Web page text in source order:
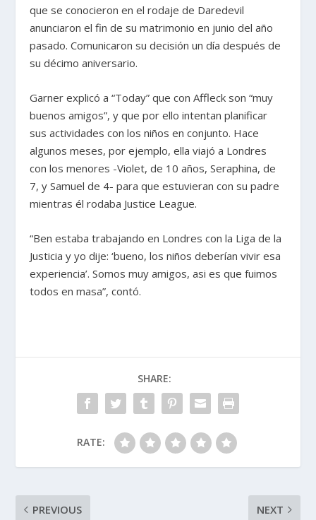
que se conocieron en el rodaje de Daredevil
anunciaron el fin de su matrimonio en junio del año
pasado. Comunicaron su decisión un día después de
su décimo aniversario.
Garner explicó a “Today” que con Affleck son “muy
buenos amigos”, y que por ello intentan planificar
sus actividades con los niños en conjunto. Hace
algunos meses, por ejemplo, ella viajó a Londres
con los menores -Violet, de 10 años, Seraphina, de
7, y Samuel de 4- para que estuvieran con su padre
mientras él rodaba Justice League.
“Ben estaba trabajando en Londres con la Liga de la
Justicia y yo dije: ‘bueno, los niños deberían vivir esa
experiencia’. Somos muy amigos, asi es que fuimos
todos en masa”, contó.
SHARE:
RATE:
PREVIOUS NEXT